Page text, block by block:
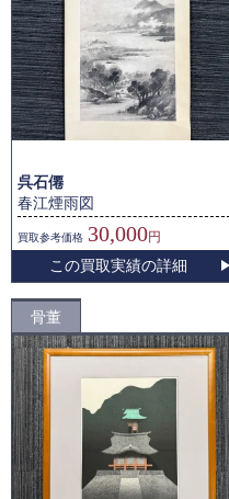
呉石僊
春江煙雨図
買取参考価格 30,000円
この買取実績の詳細
骨董